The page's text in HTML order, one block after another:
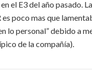
el E3 del año pasado.
es poco mas que
lo personal” debido a
de la compañía).